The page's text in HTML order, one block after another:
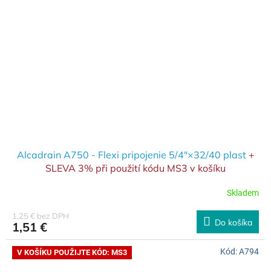
Alcadrain A750 - Flexi pripojenie 5/4"×32/40 plast +
SLEVA 3% při použití kódu MS3 v košíku
Skladem
1,25 € bez DPH
1,51 € Do košíka
V KOŠÍKU POUŽIJTE KÓD: MS3 Kód:A794